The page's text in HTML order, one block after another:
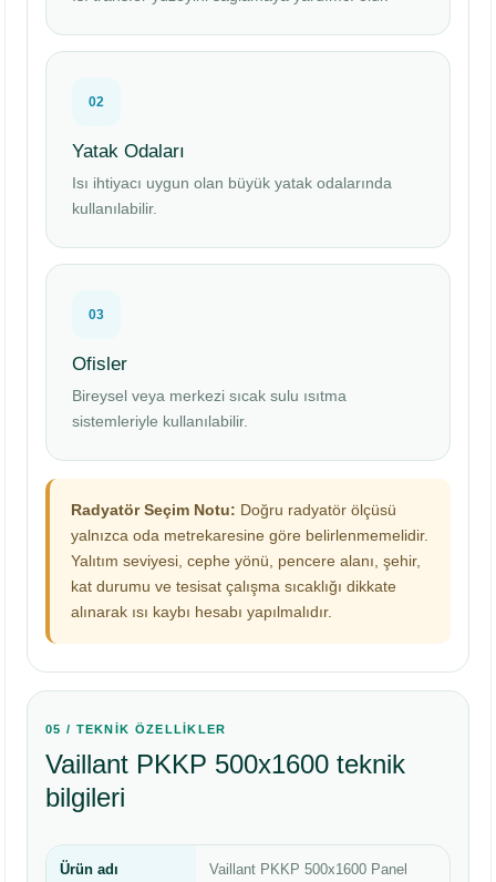
02
Yatak Odaları
Isı ihtiyacı uygun olan büyük yatak odalarında
kullanılabilir.
03
Ofisler
Bireysel veya merkezi sıcak sulu ısıtma
sistemleriyle kullanılabilir.
Radyatör Seçim Notu: Doğru radyatör ölçüsü
yalnızca oda metrekaresine göre belirlenmemelidir.
Yalıtım seviyesi, cephe yönü, pencere alanı, şehir,
kat durumu ve tesisat çalışma sıcaklığı dikkate
alınarak ısı kaybı hesabı yapılmalıdır.
05 / TEKNİK ÖZELLİKLER
Vaillant PKKP 500x1600 teknik
bilgileri
Ürün adı
Vaillant PKKP 500x1600 Panel